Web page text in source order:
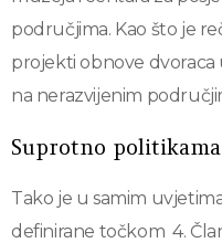
područjima. Kao što je
projekti obnove dvoraca
na nerazvijenim
Suprotno
Tako je u samim
definirane točkom 4.